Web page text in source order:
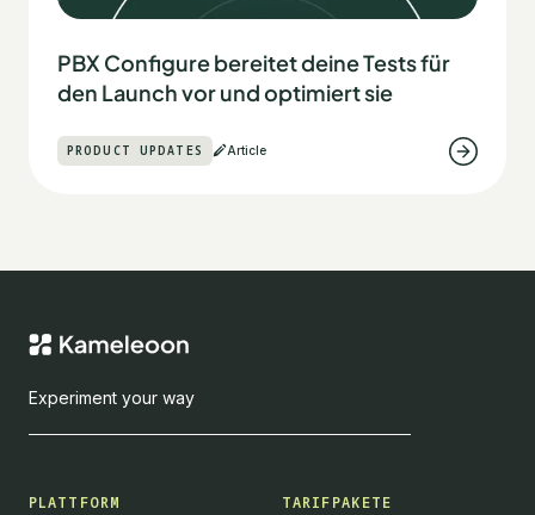
PBX Configure bereitet deine Tests für
den Launch vor und optimiert sie
PRODUCT UPDATES Article
Experiment your way
PLATTFORM TARIFPAKETE